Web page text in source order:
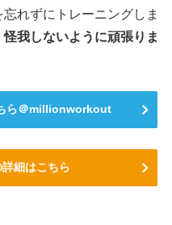
れずにトレーニングしま
怪我しないように頑張りま
ら＠millionworkout
細はこちら